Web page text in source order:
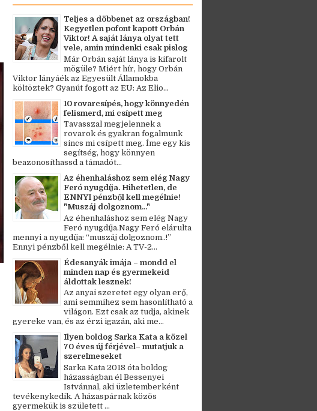
Teljes a döbbenet az országban!
Kegyetlen pofont kapott Orbán
Viktor! A saját lánya olyat tett
vele, amin mindenki csak pislog
Már Orbán saját lánya is kifarolt
mögüle? Miért hír, hogy Orbán
Viktor lányáék az Egyesült Államokba
költöztek? Gyanút fogott az EU: Az Elio...
10 rovarcsípés, hogy könnyedén
felismerd, mi csípett meg
Tavasszal megjelennek a
rovarok és gyakran fogalmunk
sincs mi csípett meg. Íme egy kis
segítség, hogy könnyen
beazonosíthassd a támadót...
Az éhenhaláshoz sem elég Nagy
Feró nyugdíja. Hihetetlen, de
ENNYI pénzből kell megélnie!
"Muszáj dolgoznom..."
Az éhenhaláshoz sem elég Nagy
Feró nyugdíja.Nagy Feró elárulta
mennyi a nyugdíja: “muszáj dolgoznom..!”
Ennyi pénzből kell megélnie: A TV-2...
Édesanyák imája – mondd el
minden nap és gyermekeid
áldottak lesznek!
Az anyai szeretet egy olyan erő,
ami semmihez sem hasonlítható a
világon. Ezt csak az tudja, akinek
gyereke van, és az érzi igazán, aki me...
Ilyen boldog Sarka Kata a közel
70 éves új férjével– mutatjuk a
szerelmeseket
Sarka Kata 2018 óta boldog
házasságban él Bessenyei
Istvánnal, aki üzletemberként
tevékenykedik. A házaspárnak közös
gyermekük is született ...